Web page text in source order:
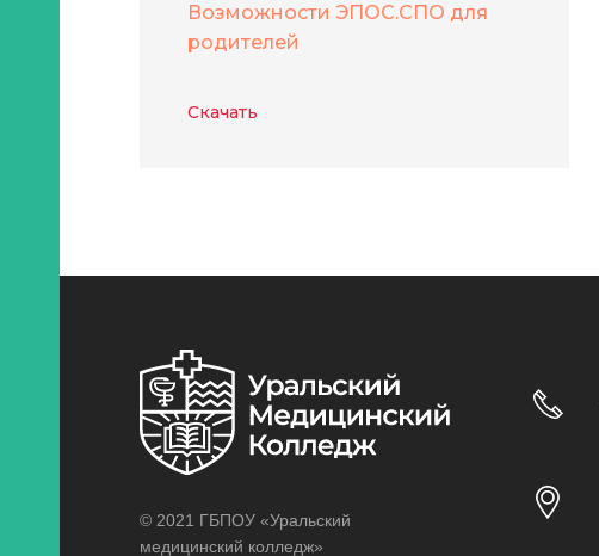
Возможности ЭПОС.СПО для
родителей
Скачать
© 2021 ГБПОУ «Уральский
медицинский колледж»